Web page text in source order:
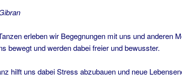
erleben wir Begegnungen mit uns und anderen
bewegt und werden dabei freier und bewusster.
hilft uns dabei Stress abzubauen und neue